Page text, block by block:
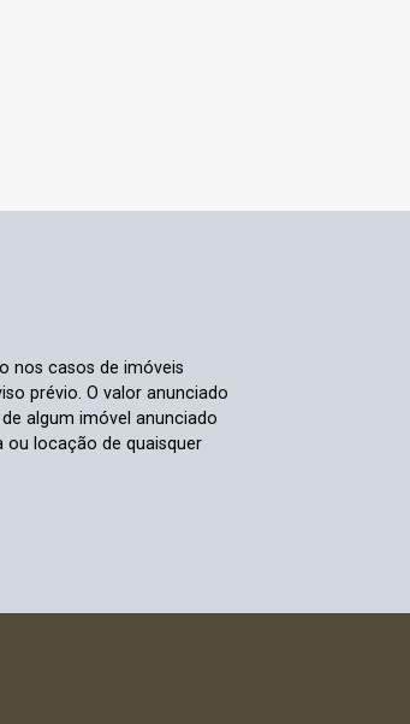
nos casos de imóveis
prévio. O valor anunciado
algum imóvel anunciado
ou locação de quaisquer